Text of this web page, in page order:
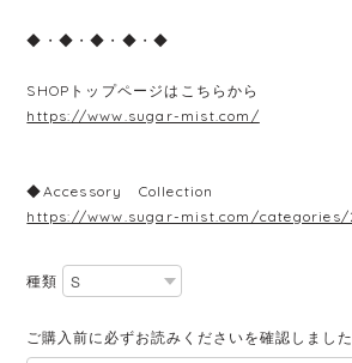
◆・◆・◆・◆・◆
SHOPトップページはこちらから
https://www.sugar-mist.com/
◆Accessory Collection
https://www.sugar-mist.com/
種類
ご購入前に必ずお読みくださいを確認しました